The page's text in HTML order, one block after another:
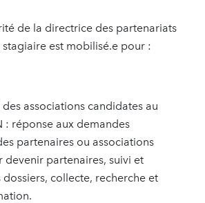
de la directrice des partenariats
stagiaire est mobilisé.e pour :
associations candidates au
: réponse aux demandes
partenaires ou associations
devenir partenaires, suivi et
collecte, recherche et